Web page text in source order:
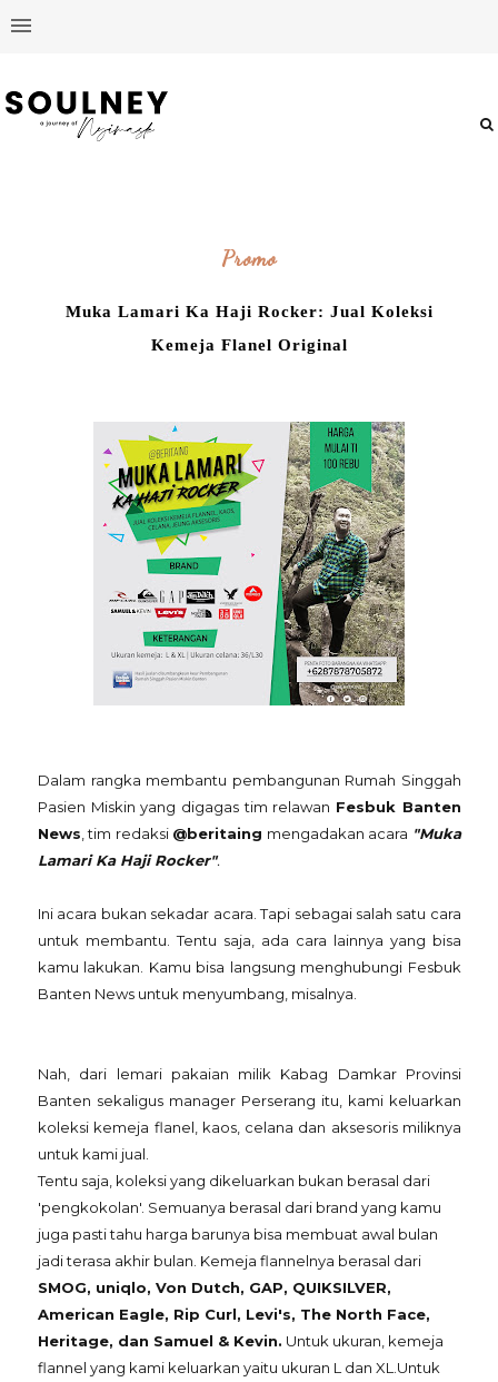
Promo
Muka Lamari Ka Haji Rocker: Jual Koleksi
Kemeja Flanel Original
Dalam rangka membantu pembangunan Rumah Singgah
Pasien Miskin yang digagas tim relawan Fesbuk Banten
News , tim redaksi @beritaing mengadakan acara "Muka
Lamari Ka Haji Rocker".
Ini acara bukan sekadar acara. Tapi sebagai salah satu cara
untuk membantu. Tentu saja, ada cara lainnya yang bisa
kamu lakukan. Kamu bisa langsung menghubungi Fesbuk
Banten News untuk menyumbang, misalnya.
Nah, dari lemari pakaian milik Kabag Damkar Provinsi
Banten sekaligus manager Perserang itu, kami keluarkan
koleksi kemeja flanel, kaos, celana dan aksesoris miliknya
untuk kami jual.
Tentu saja, koleksi yang dikeluarkan bukan berasal dari
'pengkokolan'. Semuanya berasal dari brand yang kamu
juga pasti tahu harga barunya bisa membuat awal bulan
jadi terasa akhir bulan. Kemeja flannelnya berasal dari
SMOG, uniqlo, Von Dutch, GAP, QUIKSILVER,
American Eagle, Rip Curl, Levi's, The North Face,
Heritage, dan Samuel & Kevin. Untuk ukuran, kemeja
flannel yang kami keluarkan yaitu ukuran L dan XL.Untuk